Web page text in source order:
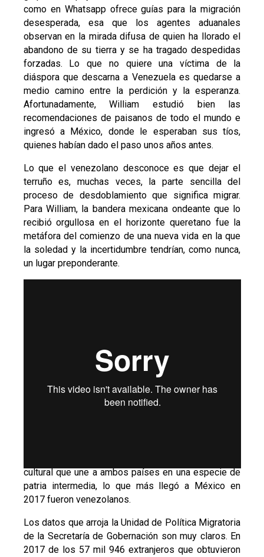
como en Whatsapp ofrece guías para la migración
desesperada, esa que los agentes aduanales
observan en la mirada difusa de quien ha llorado el
abandono de su tierra y se ha tragado despedidas
forzadas. Lo que no quiere una víctima de la
diáspora que descarna a Venezuela es quedarse a
medio camino entre la perdición y la esperanza.
Afortunadamente, William estudió bien las
recomendaciones de paisanos de todo el mundo e
ingresó a México, donde le esperaban sus tíos,
quienes habían dado el paso unos años antes.
Lo que el venezolano desconoce es que dejar el
terruño es, muchas veces, la parte sencilla del
proceso de desdoblamiento que significa migrar.
Para William, la bandera mexicana ondeante que lo
recibió orgullosa en el horizonte queretano fue la
metáfora del comienzo de una nueva vida en la que
la soledad y la incertidumbre tendrían, como nunca,
un lugar preponderante.
cultural que une a ambos países en una especie de
patria intermedia, lo que más llegó a México en
2017 fueron venezolanos.
Los datos que arroja la Unidad de Política Migratoria
de la Secretaría de Gobernación son muy claros. En
2017 de los 57 mil 946 extranjeros que obtuvieron